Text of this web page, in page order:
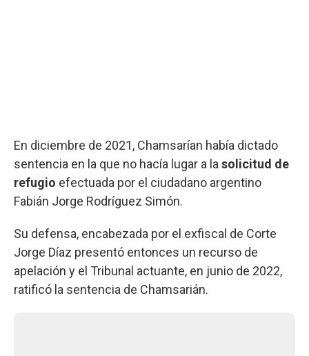
En diciembre de 2021, Chamsarían había dictado
sentencia en la que no hacía lugar a la solicitud de
refugio efectuada por el ciudadano argentino
Fabián Jorge Rodríguez Simón.
Su defensa, encabezada por el exfiscal de Corte
Jorge Díaz presentó entonces un recurso de
apelación y el Tribunal actuante, en junio de 2022,
ratificó la sentencia de Chamsarián.